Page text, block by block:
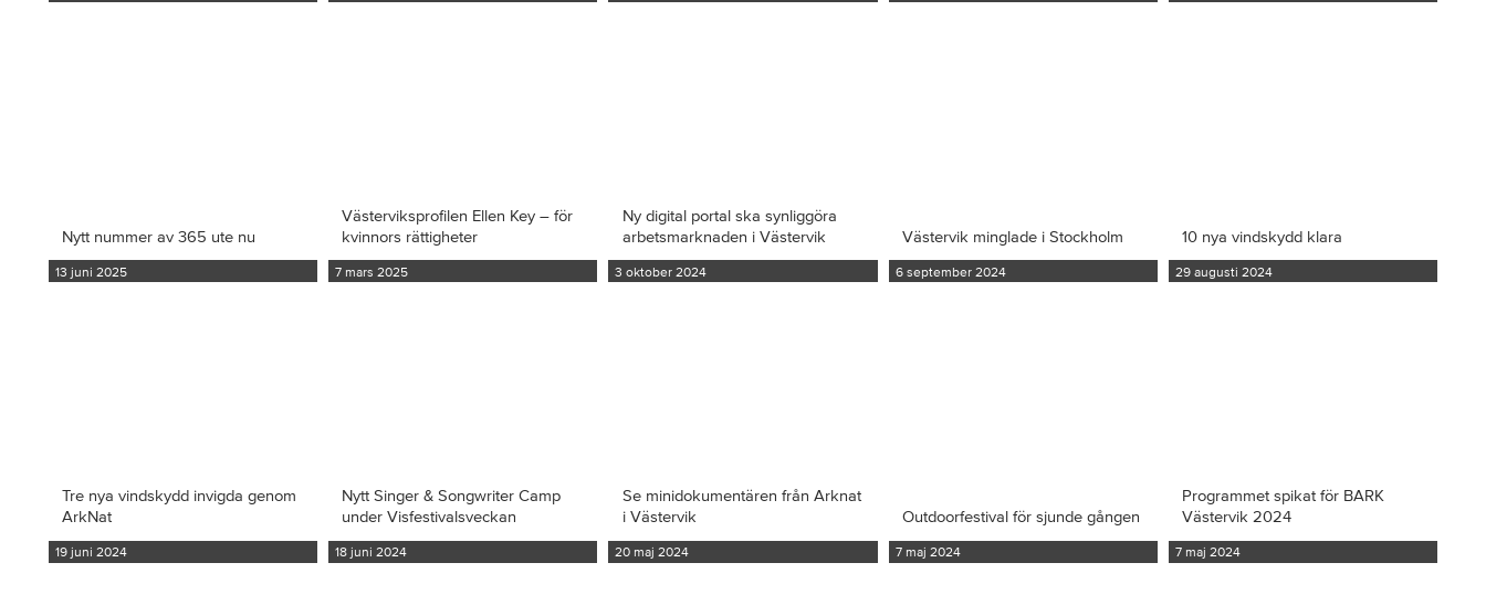
Nytt nummer av 365 ute nu
13 juni 2025
Västerviksprofilen Ellen Key – för
kvinnors rättigheter
7 mars 2025
Ny digital portal ska synliggöra
arbetsmarknaden i Västervik
3 oktober 2024
Västervik minglade i Stockholm
6 september 2024
10 nya vindskydd klara
29 augusti 2024
Tre nya vindskydd invigda genom
ArkNat
19 juni 2024
Nytt Singer & Songwriter Camp
under Visfestivalsveckan
18 juni 2024
Se minidokumentären från Arknat
i Västervik
20 maj 2024
Outdoorfestival för sjunde gången
7 maj 2024
Programmet spikat för BARK
Västervik 2024
7 maj 2024